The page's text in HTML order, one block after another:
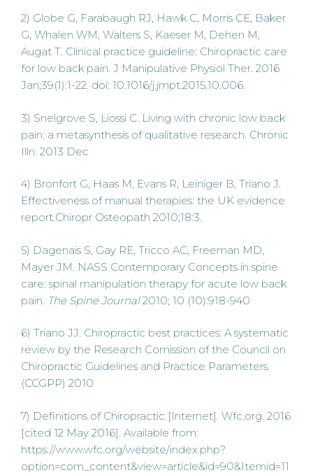
2) Globe G, Farabaugh RJ, Hawk C, Morris CE, Baker
G, Whalen WM, Walters S, Kaeser M, Dehen M,
Augat T. Clinical practice guideline: Chiropractic care
for low back pain. J Manipulative Physiol Ther. 2016
Jan;39(1):1-22. doi: 10.1016/j.jmpt.2015.10.006.
3) Snelgrove S, Liossi C. Living with chronic low back
pain: a metasynthesis of qualitative research. Chronic
Illn. 2013 Dec
4) Bronfort G, Haas M, Evans R, Leiniger B, Triano J.
Effectiveness of manual therapies: the UK evidence
report.Chiropr Osteopath 2010;18:3.
5) Dagenais S, Gay RE, Tricco AC, Freeman MD,
Mayer JM. NASS Contemporary Concepts in spine
care: spinal manipulation therapy for acute low back
pain. The Spine Journal2010; 10 (10):918-940
6) Triano JJ. Chiropractic best practices: A systematic
review by the Research Comission of the Council on
Chiropractic Guidelines and Practice Parameters.
(CCGPP) 2010
7) Definitions of Chiropractic [Internet]. Wfc.org. 2016
[cited 12 May 2016]. Available from:
https://www.wfc.org/website/index.php?
option=com_content&view=article&id=90&Itemid=11